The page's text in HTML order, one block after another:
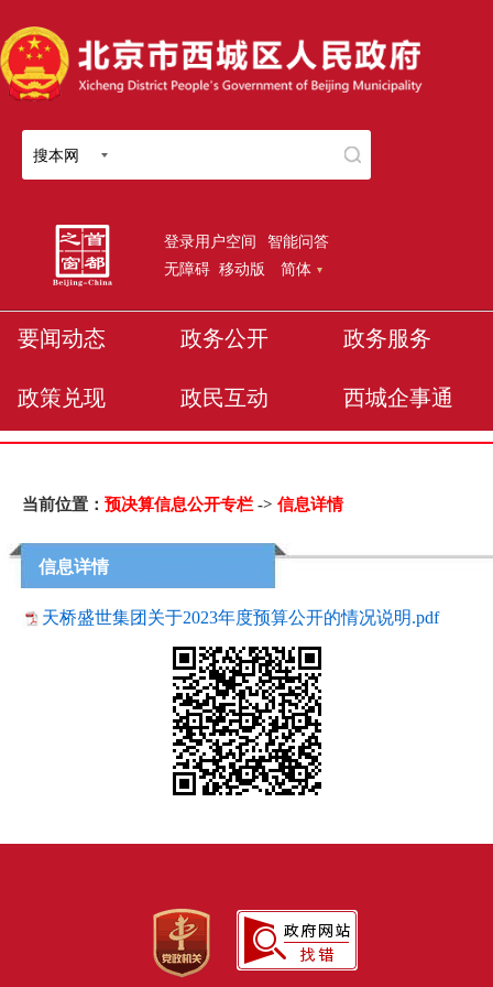
搜本网
登录用户空间 智能问答
无障碍 移动版 简体
要闻动态 政务公开 政务服务
政策兑现 政民互动 西城企事通
当前位置： 预决算信息公开专栏 -> 信息详情
信息详情
天桥盛世集团关于2023年度预算公开的情况说明.pdf